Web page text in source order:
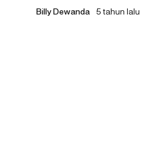
Billy Dewanda 5 tahun lalu